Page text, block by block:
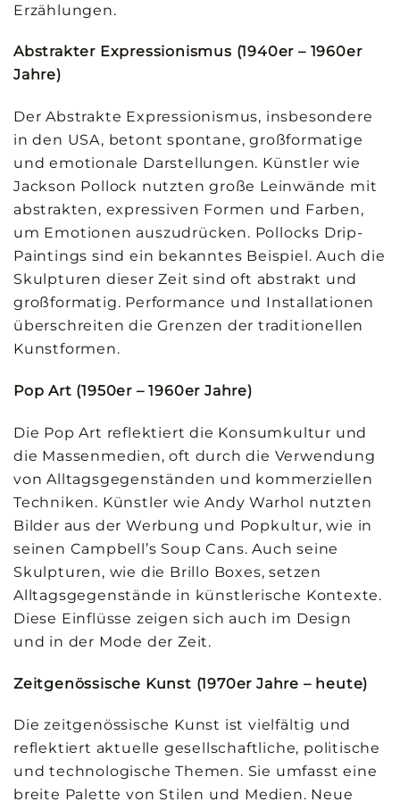
Erzählungen.
Abstrakter Expressionismus (1940er – 1960er
Jahre)
Der Abstrakte Expressionismus, insbesondere
in den USA, betont spontane, großformatige
und emotionale Darstellungen. Künstler wie
Jackson Pollock nutzten große Leinwände mit
abstrakten, expressiven Formen und Farben,
um Emotionen auszudrücken. Pollocks Drip-
Paintings sind ein bekanntes Beispiel. Auch die
Skulpturen dieser Zeit sind oft abstrakt und
großformatig. Performance und Installationen
überschreiten die Grenzen der traditionellen
Kunstformen.
Pop Art (1950er – 1960er Jahre)
Die Pop Art reflektiert die Konsumkultur und
die Massenmedien, oft durch die Verwendung
von Alltagsgegenständen und kommerziellen
Techniken. Künstler wie Andy Warhol nutzten
Bilder aus der Werbung und Popkultur, wie in
seinen Campbell’s Soup Cans. Auch seine
Skulpturen, wie die Brillo Boxes, setzen
Alltagsgegenstände in künstlerische Kontexte.
Diese Einflüsse zeigen sich auch im Design
und in der Mode der Zeit.
Zeitgenössische Kunst (1970er Jahre – heute)
Die zeitgenössische Kunst ist vielfältig und
reflektiert aktuelle gesellschaftliche, politische
und technologische Themen. Sie umfasst eine
breite Palette von Stilen und Medien. Neue